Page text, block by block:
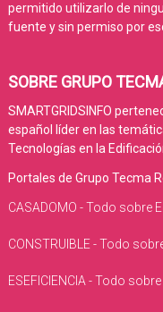
permitido utilizarlo de
fuente y sin permiso por
SOBRE GRUPO
SMARTGRIDSINFO
español líder en las
Tecnologías en la
Portales de Grupo Tecma
CASADOMO - Todo sobre
CONSTRUIBLE - Todo
ESEFICIENCIA - Todo